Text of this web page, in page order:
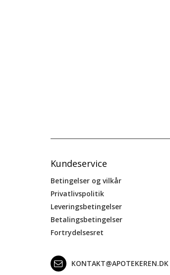
Kundeservice
Betingelser og vilkår
Privatlivspolitik
Leveringsbetingelser
Betalingsbetingelser
Fortrydelsesret
KONTAKT@APOTEKEREN.DK